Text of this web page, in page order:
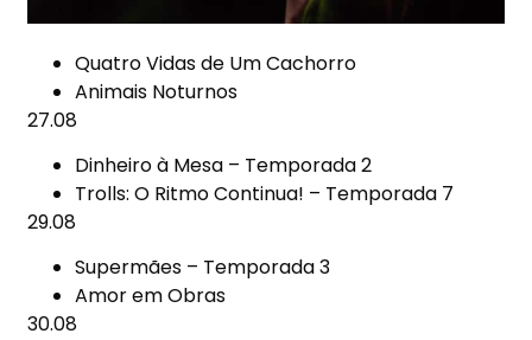
Quatro Vidas de Um Cachorro
Animais Noturnos
27.08
Dinheiro à Mesa – Temporada 2
Trolls: O Ritmo Continua! – Temporada 7
29.08
Supermães – Temporada 3
Amor em Obras
30.08